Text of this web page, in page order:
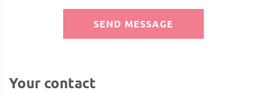
SEND MESSAGE
Your contact